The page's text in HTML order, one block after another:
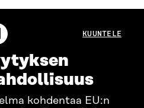
KUUNTELE
kohdentaa EU:n